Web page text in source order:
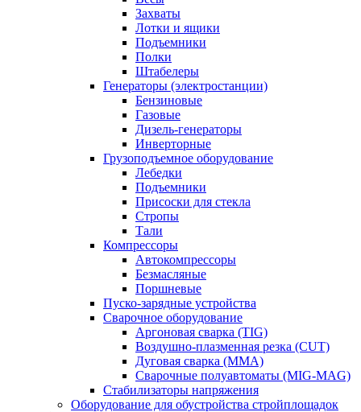
Захваты
Лотки и ящики
Подъемники
Полки
Штабелеры
Генераторы (электростанции)
Бензиновые
Газовые
Дизель-генераторы
Инверторные
Грузоподъемное оборудование
Лебедки
Подъемники
Присоски для стекла
Стропы
Тали
Компрессоры
Автокомпрессоры
Безмасляные
Поршневые
Пуско-зарядные устройства
Сварочное оборудование
Аргоновая сварка (TIG)
Воздушно-плазменная резка (CUT)
Дуговая сварка (ММА)
Сварочные полуавтоматы (MIG-MAG)
Стабилизаторы напряжения
Оборудование для обустройства стройплощадок